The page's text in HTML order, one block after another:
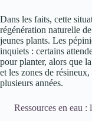
Dans les faits, cette
régénération naturelle
jeunes plants. Les
inquiets : certains
pour planter, alors que
et les zones de
plusieurs années.
Ressources en eau :